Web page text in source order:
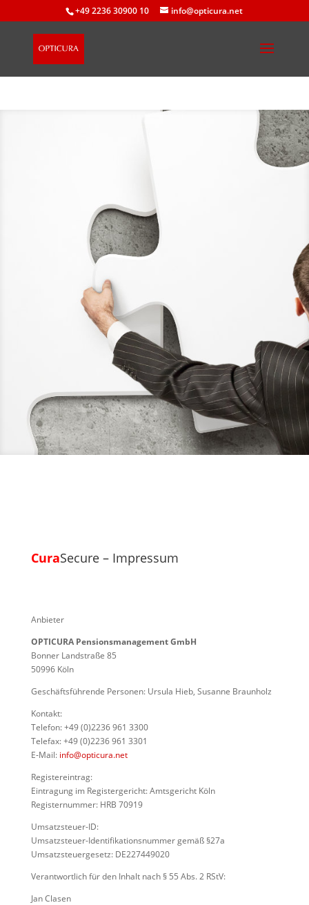
+49 2236 30900 10 info@opticura.net
CuraSecure – Impressum
Anbieter
OPTICURA Pensionsmanagement GmbH
Bonner Landstraße 85
50996 Köln
Geschäftsführende Personen: Ursula Hieb, Susanne Braunholz
Kontakt:
Telefon: +49 (0)2236 961 3300
Telefax: +49 (0)2236 961 3301
E‑Mail: info@opticura.net
Registereintrag:
Eintragung im Registergericht: Amtsgericht Köln
Registernummer: HRB 70919
Umsatzsteuer-ID:
Umsatzsteuer-Identifikationsnummer gemäß §27a
Umsatzsteuergesetz: DE227449020
Verantwortlich für den Inhalt nach § 55 Abs. 2 RStV:
Jan Clasen